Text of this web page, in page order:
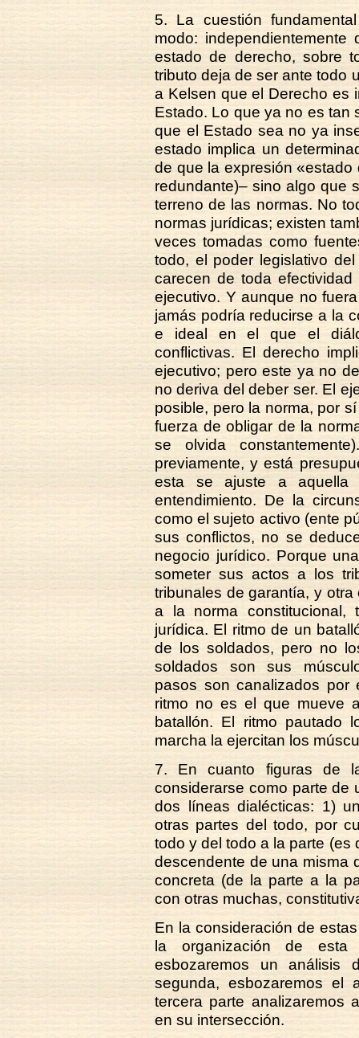
5. La cuestión
modo:
estado de derecho, sobre
tributo deja de ser ante todo
a Kelsen que el Derecho es
Estado. Lo que ya no es tan
que el Estado sea no ya
estado implica un
de que la expresión
redundante)– sino algo que
terreno de las normas. No
normas jurídicas; existen
veces tomadas como
todo, el poder legislativo
carecen de toda
ejecutivo. Y aunque no
jamás podría reducirse a la
e ideal en el que el
conflictivas. El derecho
ejecutivo; pero este ya no
no deriva del deber ser. El
posible, pero la norma, por
fuerza de obligar de la
se olvida
previamente, y está
esta se ajuste a aquella
entendimiento. De la
como el sujeto activo (ente
sus conflictos, no se
negocio jurídico. Porque
someter sus actos a los
tribunales de garantía, y
a la norma constitucional,
jurídica. El ritmo de un
de los soldados, pero no
soldados son sus
pasos son canalizados por
ritmo no es el que mueve
batallón. El ritmo pautado
marcha la ejercitan los
7. En cuanto figuras de
considerarse como parte de
dos líneas dialécticas: 1)
otras partes del todo, por
todo y del todo a la parte (es
descendente de una misma
concreta (de la parte a la
con otras muchas,
En la consideración de
la organización de esta
esbozaremos un análisis
segunda, esbozaremos el
tercera parte analizaremos
en su intersección.